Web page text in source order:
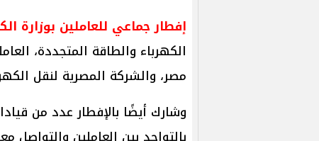
إفطار جماعي للعاملين بوزارة
الكهرباء والطاقة المتجددة،
مصر، والشركة المصرية لنقل
وشارك أيضًا بالإفطار عدد من